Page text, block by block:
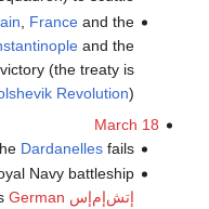
France and the
and the
(the treaty is
Revolution).
March 18
Dardanelles fails.
Navy battleship
إتش‌إم‌إس German